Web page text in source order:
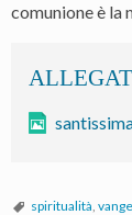
comunione è la
spiritualità,